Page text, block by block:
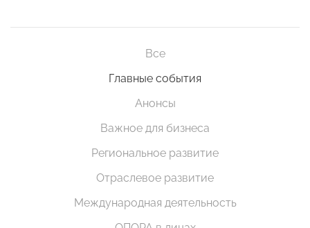
Все
Главные события
Анонсы
Важное для бизнеса
Региональное развитие
Отраслевое развитие
Международная деятельность